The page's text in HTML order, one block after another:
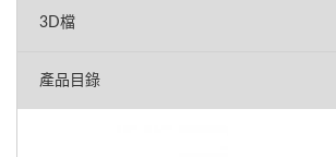
3D檔
產品目錄